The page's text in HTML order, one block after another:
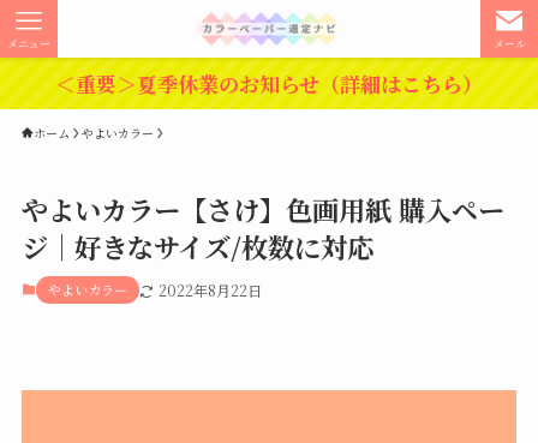
メール
メニュー
＜重要＞夏季休業のお知らせ（詳細はこちら）
ホーム やよいカラー
やよいカラー【さけ】色画用紙 購入ペー
ジ｜好きなサイズ/枚数に対応
やよいカラー 2022年8月22日